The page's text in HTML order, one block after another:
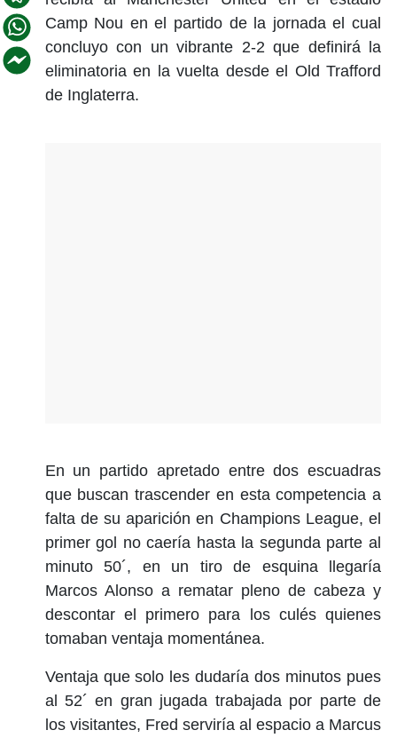
Camp Nou en el partido de la jornada el cual
concluyo con un vibrante 2-2 que definirá la
eliminatoria en la vuelta desde el Old Trafford
de Inglaterra.
En un partido apretado entre dos escuadras
que buscan trascender en esta competencia a
falta de su aparición en Champions League, el
primer gol no caería hasta la segunda parte al
minuto 50´, en un tiro de esquina llegaría
Marcos Alonso a rematar pleno de cabeza y
descontar el primero para los culés quienes
tomaban ventaja momentánea.
Ventaja que solo les dudaría dos minutos pues
al 52´ en gran jugada trabajada por parte de
los visitantes, Fred serviría al espacio a Marcus